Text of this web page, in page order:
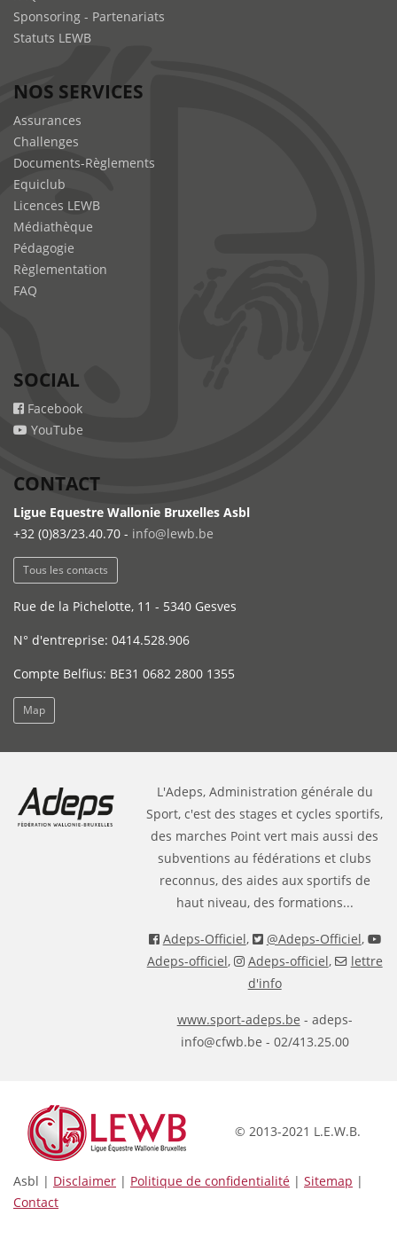
Sponsoring - Partenariats
Statuts LEWB
NOS SERVICES
Assurances
Challenges
Documents-Règlements
Equiclub
Licences LEWB
Médiathèque
Pédagogie
Règlementation
FAQ
SOCIAL
Facebook
YouTube
CONTACT
Ligue Equestre Wallonie Bruxelles Asbl
+32 (0)83/23.40.70 - info@lewb.be
Tous les contacts
Rue de la Pichelotte, 11 - 5340 Gesves
N° d'entreprise: 0414.528.906
Compte Belfius: BE31 0682 2800 1355
Map
L'Adeps, Administration générale du
Sport, c'est des stages et cycles sportifs,
des marches Point vert mais aussi des
subventions au fédérations et clubs
reconnus, des aides aux sportifs de
haut niveau, des formations...
Adeps-Officiel, @Adeps-Officiel,
Adeps-officiel, Adeps-officiel,
lettre
d'info
www.sport-adeps.be - adeps-
info@cfwb.be - 02/413.25.00
© 2013-2021 L.E.W.B.
Asbl | Disclaimer | Politique de confidentialité | Sitemap |
Contact